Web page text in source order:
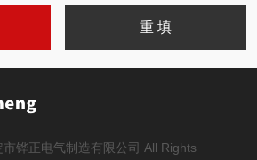
铧正电气制造有限公司 All Rights